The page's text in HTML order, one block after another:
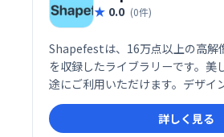
0.0 (0件)
Shapefestは、16万点以上の高解
を収録したライブラリーです。美
途にご利用いただけます。デザイ
作成を効率化し、クオリティを向
すめです。
詳しく見る